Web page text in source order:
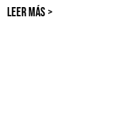
LEER MÁS >